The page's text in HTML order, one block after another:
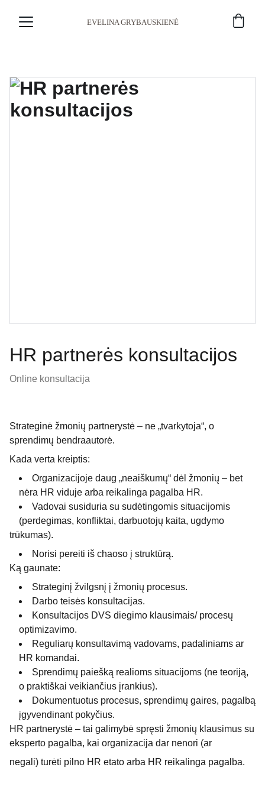
EVELINA GRYBAUSKIENĖ
HR partnerės konsultacijos
Online konsultacija
Strateginė žmonių partnerystė – ne „tvarkytoja“, o
sprendimų bendraautorė.
Kada verta kreiptis:
Organizacijoje daug „neaiškumų“ dėl žmonių – bet
nėra HR viduje arba reikalinga pagalba HR.
Vadovai susiduria su sudėtingomis situacijomis
(perdegimas, konfliktai, darbuotojų kaita, ugdymo
trūkumas).
Norisi pereiti iš chaoso į struktūrą.
Ką gaunate:
Strateginį žvilgsnį į žmonių procesus.
Darbo teisės konsultacijas.
Konsultacijos DVS diegimo klausimais/ procesų
optimizavimo.
Reguliarų konsultavimą vadovams, padaliniams ar
HR komandai.
Sprendimų paiešką realioms situacijoms (ne teoriją,
o praktiškai veikiančius įrankius).
Dokumentuotus procesus, sprendimų gaires, pagalbą
įgyvendinant pokyčius.
HR partnerystė – tai galimybė spręsti žmonių klausimus su
eksperto pagalba, kai organizacija dar nenori (ar
negali) turėti pilno HR etato arba HR reikalinga pagalba.